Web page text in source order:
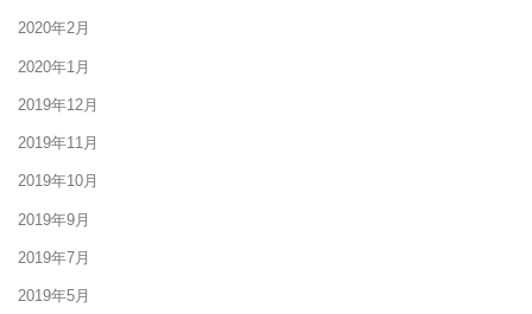
2020年2月
2020年1月
2019年12月
2019年11月
2019年10月
2019年9月
2019年7月
2019年5月